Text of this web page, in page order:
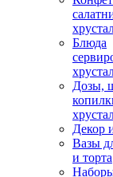
Блюда
Дозы,
Декор
Вазы
и торта